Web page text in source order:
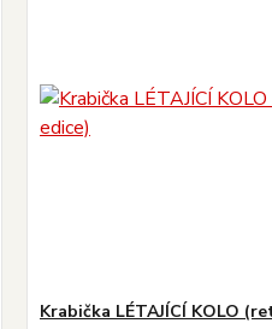
Krabička LÉTAJÍCÍ KOLO